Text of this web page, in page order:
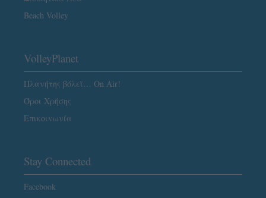
Beach Volley
VolleyPlanet
Πλανήτης βόλεϊ… On Air!
Όροι Χρήσης
Επικοινωνία
Stay Connected
Facebook